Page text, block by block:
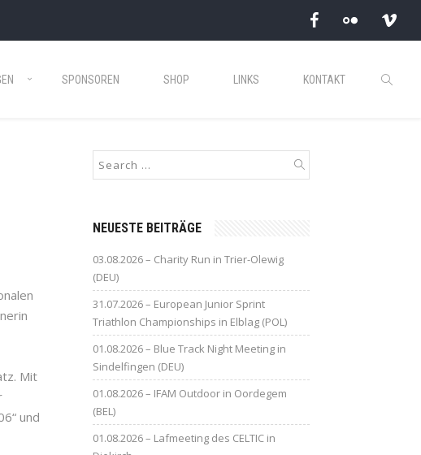
SPONSOREN SHOP LINKS KONTAKT
Mit
und
NEUESTE BEITRÄGE
03.08.2026 – Charity Run in Trier-Olewig
(DEU)
31.07.2026 – European Junior Sprint
Triathlon Championships in Elblag (POL)
01.08.2026 – Blue Track Night Meeting in
Sindelfingen (DEU)
01.08.2026 – IFAM Outdoor in Oordegem
(BEL)
01.08.2026 – Lafmeeting des CELTIC in